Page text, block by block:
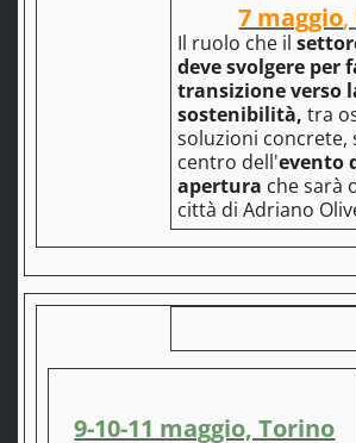
7 maggio,
Il ruolo che il
deve svolgere per
transizione verso
sostenibilità, tra
soluzioni concrete,
centro dell'evento
apertura che sarà
città di Adriano
9-10-11 maggio, Torino